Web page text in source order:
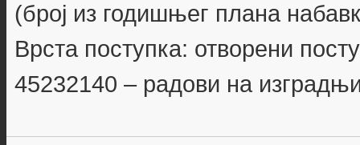
(број из годишњег плана
Врста поступка: отворени
45232140 – радови на